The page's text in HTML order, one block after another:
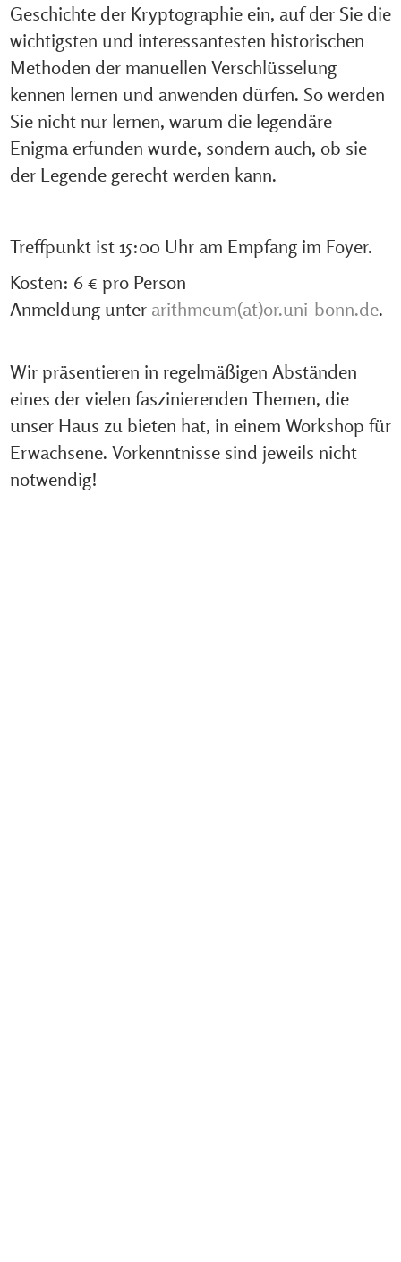
Geschichte der Kryptographie ein, auf der Sie die
wichtigsten und interessantesten historischen
Methoden der manuellen Verschlüsselung
kennen lernen und anwenden dürfen. So werden
Sie nicht nur lernen, warum die legendäre
Enigma erfunden wurde, sondern auch, ob sie
der Legende gerecht werden kann.
Treffpunkt ist 15:00 Uhr am Empfang im Foyer.
Kosten: 6 € pro Person
Anmeldung unter arithmeum(at)or.uni-bonn.de.
Wir präsentieren in regelmäßigen Abständen
eines der vielen faszinierenden Themen, die
unser Haus zu bieten hat, in einem Workshop für
Erwachsene. Vorkenntnisse sind jeweils nicht
notwendig!